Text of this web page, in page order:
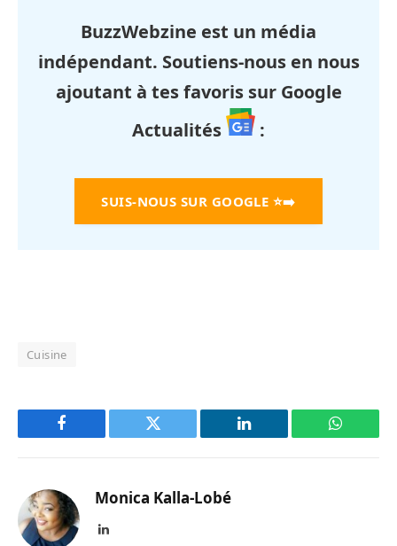
BuzzWebzine est un média
indépendant. Soutiens-nous en nous
ajoutant à tes favoris sur Google
Actualités
:
SUIS-NOUS SUR GOOGLE ⭐➡️
Cuisine
Facebook Twitter LinkedIn
Monica Kalla-Lobé
LinkedIn